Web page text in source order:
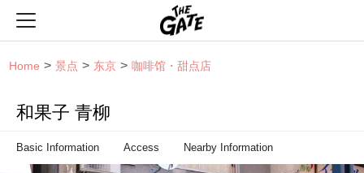
Home 景点 东京 咖啡馆・甜点店
和果子 青柳
Basic Information Access Nearby Information